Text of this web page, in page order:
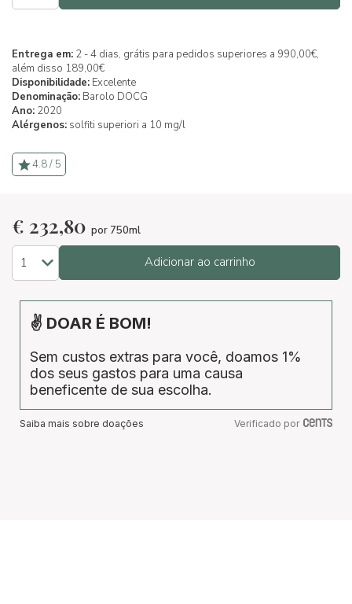
Entrega em: 2 - 4 dias, grátis para pedidos superiores a 990,00€,
além disso 189,00€
Disponibilidade: Excelente
Denominação: Barolo DOCG
Ano: 2020
Alérgenos: solfiti superiori a 10 mg/l
4.8 / 5
€ 232,80 por 750ml
Adicionar ao carrinho
✌ DOAR É BOM!
Sem custos extras para você, doamos 1%
dos seus gastos para uma causa
beneficente de sua escolha.
Saiba mais sobre doações Verificado por